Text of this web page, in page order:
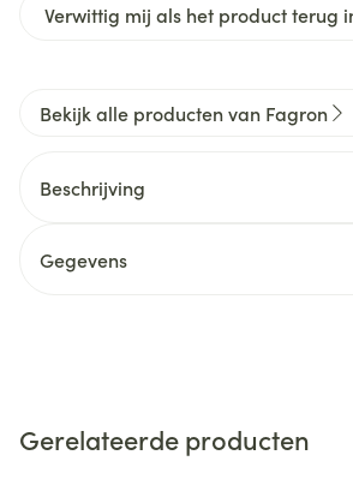
Verwittig mij als het product terug
Bekijk alle producten van Fagron
Beschrijving
Gegevens
Merken Fagron
Gerelateerde producten